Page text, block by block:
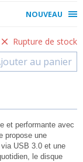
NOUVEAU
Rupture de stock
au panier
et performante avec
propose une
USB 3.0 et une
le disque